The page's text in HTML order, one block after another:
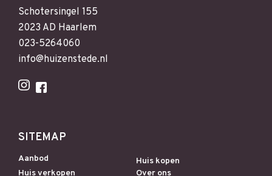
Schotersingel 155
2023 AD Haarlem
023-5264060
info@huizenstede.nl
SITEMAP
Aanbod
Huis kopen
Huis verkopen
Over ons